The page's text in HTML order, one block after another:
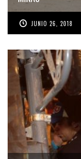
JUNIO 26, 2018